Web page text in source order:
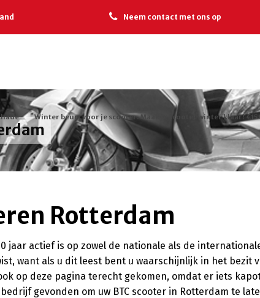
Neem contact met ons op
Winter beurt voor je scooter. Maak je scooter winter klaar!
Rotterdam
jaar actief is op zowel de nationale als de
want als u dit leest bent u waarschijnlijk in het bezit
op deze pagina terecht gekomen, omdat er iets
gevonden om uw BTC scooter in Rotterdam te